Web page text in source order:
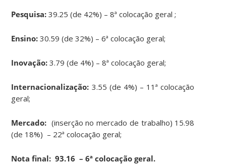
Pesquisa: 39.25 (de 42%) – 8ª colocação geral ;
Ensino: 30.59 (de 32%) – 6ª colocação geral;
Inovação: 3.79 (de 4%) – 8ª colocação geral;
Internacionalização: 3.55 (de 4%) – 11ª colocação
geral;
Mercado: (inserção no mercado de trabalho) 15.98
(de 18%) – 22ª colocação geral;
Nota final: 93.16 – 6ª colocação geral.